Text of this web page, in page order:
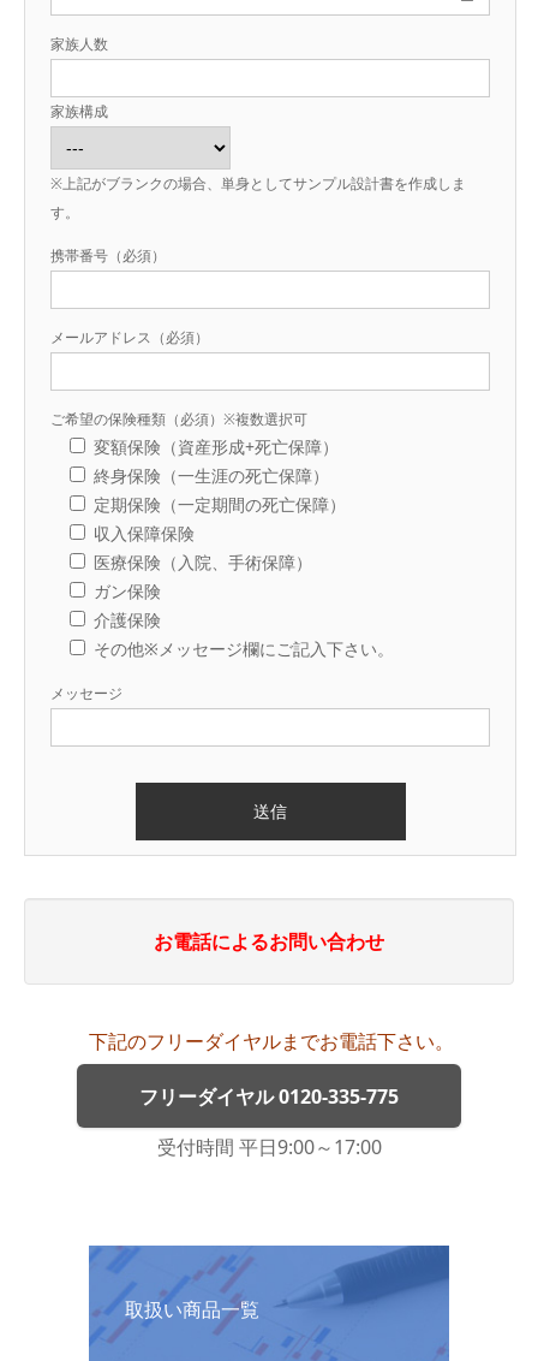
家族人数
家族構成
※上記がブランクの場合、単身としてサンプル設計書を作成しま
す。
携帯番号（必須）
メールアドレス（必須）
ご希望の保険種類（必須）※複数選択可
変額保険（資産形成+死亡保障）
終身保険（一生涯の死亡保障）
定期保険（一定期間の死亡保障）
収入保障保険
医療保険（入院、手術保障）
ガン保険
介護保険
その他※メッセージ欄にご記入下さい。
メッセージ
お電話によるお問い合わせ
下記のフリーダイヤルまでお電話下さい。
フリーダイヤル 0120-335-775
受付時間 平日9:00～17:00
取扱い商品一覧